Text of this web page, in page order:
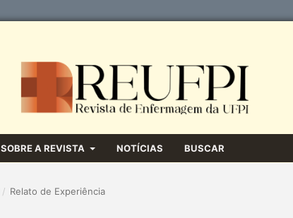
SOBRE A REVISTA NOTÍCIAS BUSCAR
/ Relato de Experiência